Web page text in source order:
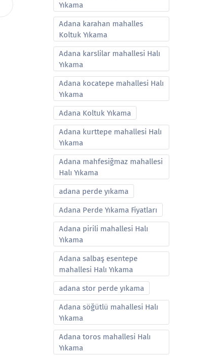
Yıkama
Adana karahan mahalles
Koltuk Yıkama
Adana karslilar mahallesi Halı
Yıkama
Adana kocatepe mahallesi Halı
Yıkama
Adana Koltuk Yıkama
Adana kurttepe mahallesi Halı
Yıkama
Adana mahfesiğmaz mahallesi
Halı Yıkama
adana perde yıkama
Adana Perde Yıkama Fiyatları
Adana pirili mahallesi Halı
Yıkama
Adana salbaş esentepe
mahallesi Halı Yıkama
adana stor perde yıkama
Adana söğütlü mahallesi Halı
Yıkama
Adana toros mahallesi Halı
Yıkama